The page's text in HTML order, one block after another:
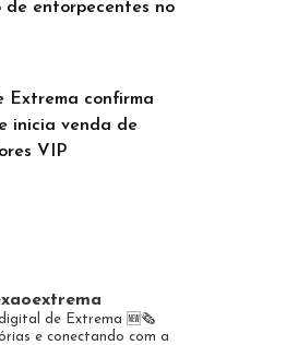
de entorpecentes no
Extrema confirma
inicia venda de
VIP
de Extrema 🆕️🗞
e conectando com a